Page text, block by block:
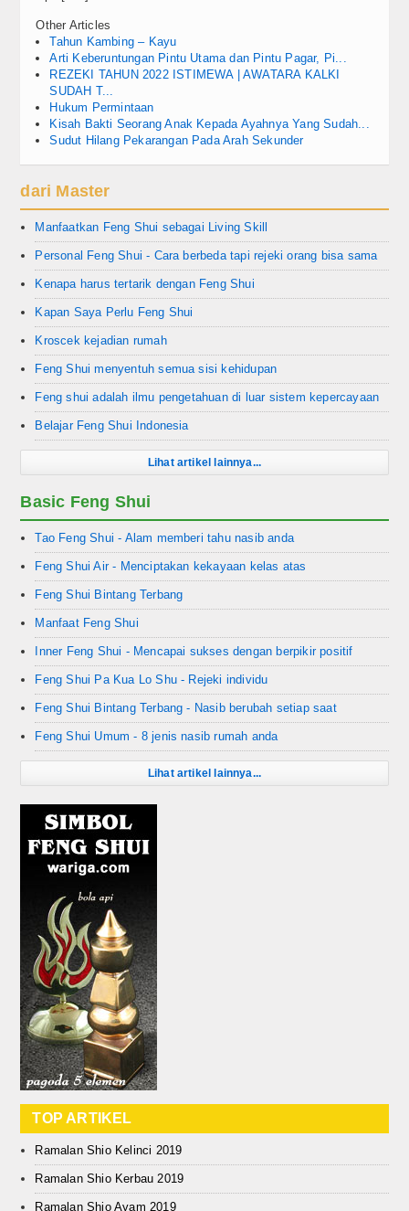
Other Articles
Tahun Kambing – Kayu
Arti Keberuntungan Pintu Utama dan Pintu Pagar, Pi...
REZEKI TAHUN 2022 ISTIMEWA | AWATARA KALKI
SUDAH T...
Hukum Permintaan
Kisah Bakti Seorang Anak Kepada Ayahnya Yang Sudah...
Sudut Hilang Pekarangan Pada Arah Sekunder
dari Master
Manfaatkan Feng Shui sebagai Living Skill
Personal Feng Shui - Cara berbeda tapi rejeki orang bisa sama
Kenapa harus tertarik dengan Feng Shui
Kapan Saya Perlu Feng Shui
Kroscek kejadian rumah
Feng Shui menyentuh semua sisi kehidupan
Feng shui adalah ilmu pengetahuan di luar sistem kepercayaan
Belajar Feng Shui Indonesia
Lihat artikel lainnya...
Basic Feng Shui
Tao Feng Shui - Alam memberi tahu nasib anda
Feng Shui Air - Menciptakan kekayaan kelas atas
Feng Shui Bintang Terbang
Manfaat Feng Shui
Inner Feng Shui - Mencapai sukses dengan berpikir positif
Feng Shui Pa Kua Lo Shu - Rejeki individu
Feng Shui Bintang Terbang - Nasib berubah setiap saat
Feng Shui Umum - 8 jenis nasib rumah anda
Lihat artikel lainnya...
TOP ARTIKEL
Ramalan Shio Kelinci 2019
Ramalan Shio Kerbau 2019
Ramalan Shio Ayam 2019